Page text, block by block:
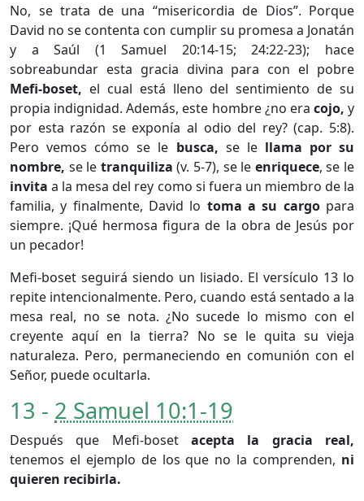
No, se trata de una “misericordia de Dios”. Porque
David no se contenta con cumplir su promesa a Jonatán
y a Saúl (1 Samuel 20:14-15; 24:22-23); hace
sobreabundar esta gracia divina para con el pobre
Mefi-boset, el cual está lleno del sentimiento de su
propia indignidad. Además, este hombre ¿no era cojo, y
por esta razón se exponía al odio del rey? (cap. 5:8).
Pero vemos cómo se le busca, se le llama por su
nombre, se le tranquiliza (v. 5-7), se le enriquece, se le
invita a la mesa del rey como si fuera un miembro de la
familia, y finalmente, David lo toma a su cargopara
siempre. ¡Qué hermosa figura de la obra de Jesús por
un pecador!
Mefi-boset seguirá siendo un lisiado. El versículo 13 lo
repite intencionalmente. Pero, cuando está sentado a la
mesa real, no se nota. ¿No sucede lo mismo con el
creyente aquí en la tierra? No se le quita su vieja
naturaleza. Pero, permaneciendo en comunión con el
Señor, puede ocultarla.
13 - 2 Samuel 10:1-19
Después que Mefi-boset acepta la gracia real,
tenemos el ejemplo de los que no la comprenden, ni
quieren recibirla.